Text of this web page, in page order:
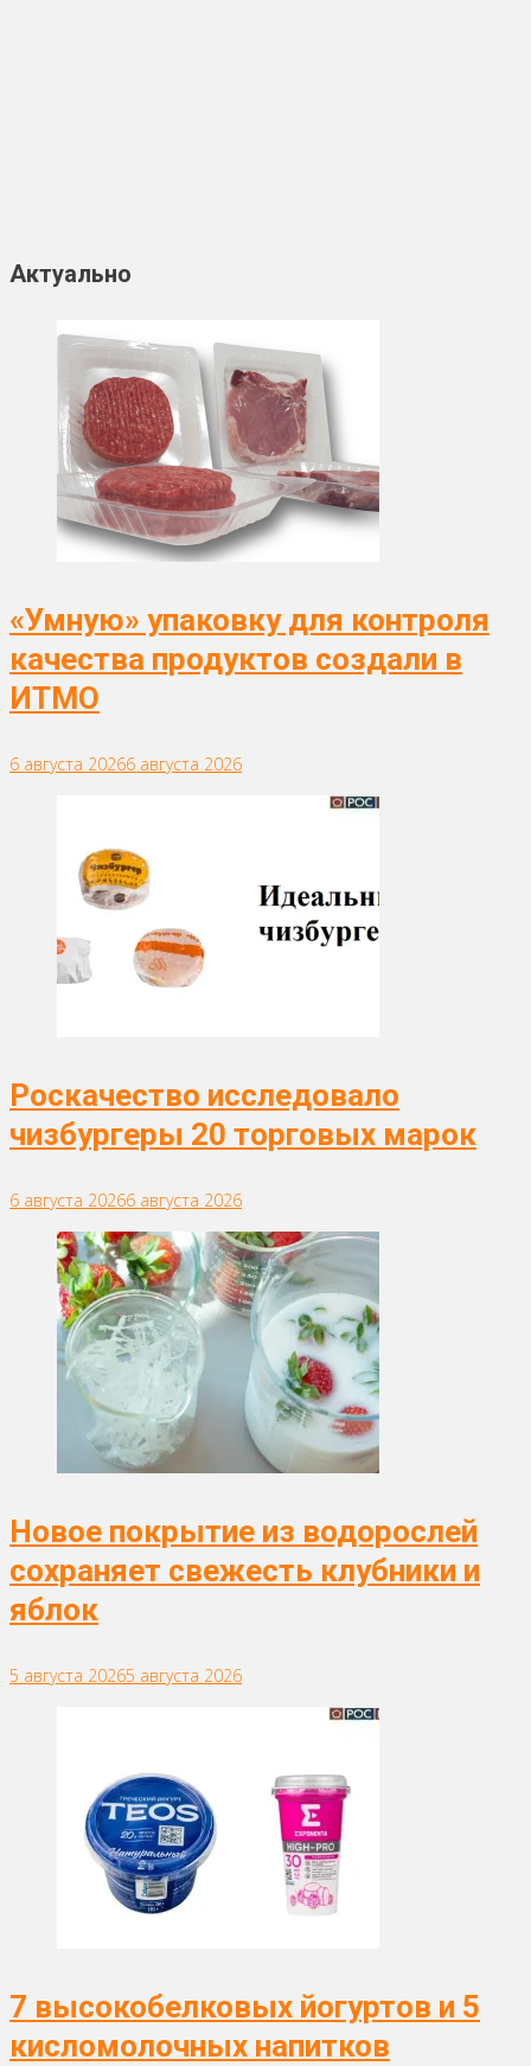
Актуально
«Умную» упаковку для контроля
качества продуктов создали в
ИТМО
6 августа 20266 августа 2026
Роскачество исследовало
чизбургеры 20 торговых марок
6 августа 20266 августа 2026
Новое покрытие из водорослей
сохраняет свежесть клубники и
яблок
5 августа 20265 августа 2026
7 высокобелковых йогуртов и 5
кисломолочных напитков